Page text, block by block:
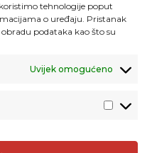
tehnologije poput
o uređaju. Pristanak
podataka kao što su
Uvijek omogućeno